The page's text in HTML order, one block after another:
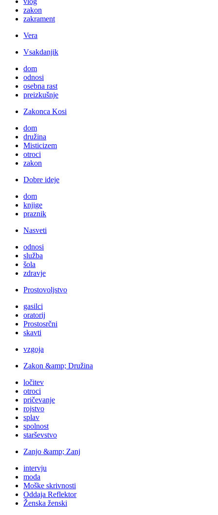
zakon
zakrament
Vera
Vsakdanjik
dom
odnosi
osebna rast
preizkušnje
Zakonca Kosi
dom
družina
Misticizem
otroci
zakon
Dobre ideje
dom
knjige
praznik
Nasveti
odnosi
služba
šola
zdravje
Prostovoljstvo
gasilci
oratorij
Prostosrčni
skavti
vzgoja
Zakon &amp; Družina
ločitev
otroci
pričevanje
rojstvo
splav
spolnost
starševstvo
Zanjo &amp; Zanj
intervju
moda
Moške skrivnosti
Oddaja Reflektor
Ženska ženski